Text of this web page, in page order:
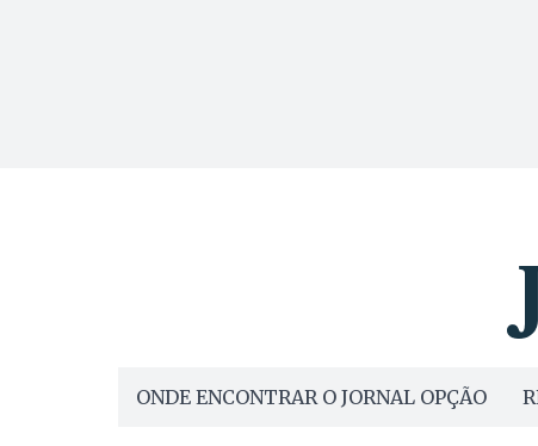
ONDE ENCONTRAR O JORNAL OPÇÃO